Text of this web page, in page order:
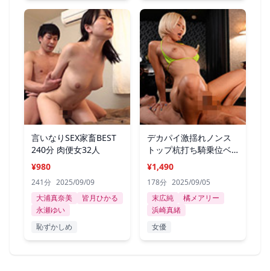
言いなりSEX家畜BEST
240分 肉便女32人
¥980
241分 2025/09/09
大浦真奈美
皆月ひかる
永瀬ゆい
恥ずかしめ
デカパイ激揺れノンス
トップ杭打ち騎乗位ベ
スト
¥1,490
178分 2025/09/05
末広純
橘メアリー
浜崎真緒
女優